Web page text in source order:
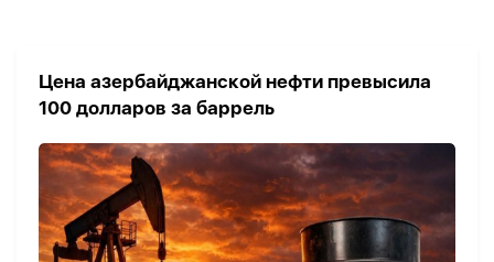
Цена азербайджанской нефти превысила
100 долларов за баррель